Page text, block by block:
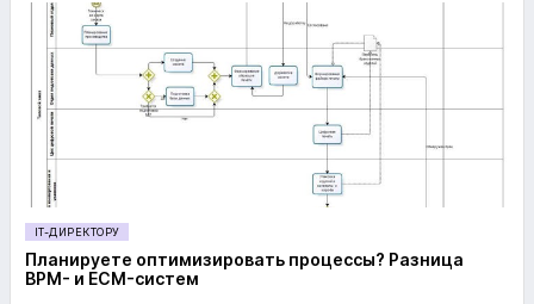
IT-ДИРЕКТОРУ
Планируете оптимизировать процессы? Разница
BPM- и ECM-систем